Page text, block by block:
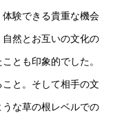
験できる貴重な機会
然とお互いの文化の
とも印象的でした。
と。そして相手の文
な草の根レベルでの